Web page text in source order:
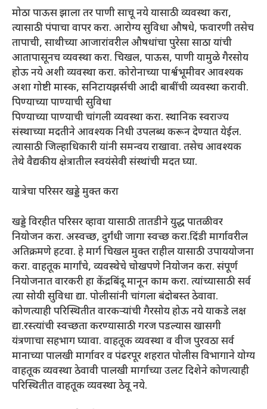
मोठा पाऊस झाला तर पाणी साचू नये यासाठी व्यवस्था करा,
त्यासाठी पंपाचा वापर करा. आरोग्य सुविधा औषधे, फवारणी तसेच
तापाची, साथीच्या आजारांवरील औषधांचा पुरेसा साठा यांची
आतापासूनच व्यवस्था करा. चिखल, पाऊस, पाणी यामुळे गैरसोय
होऊ नये अशी व्यवस्था करा. कोरोनाच्या पार्श्वभूमीवर आवश्यक
अशा गोष्टी मास्क, सनिटायझर्सची आदी बाबींची व्यवस्था करावी.
पिण्याच्या पाण्याची सुविधा
पिण्याच्या पाण्याची चांगली व्यवस्था करा. स्थानिक स्वराज्य
संस्थाच्या मदतीने आवश्यक निधी उपलब्ध करून देण्यात येईल.
त्यासाठी जिल्हाधिकारी यांनी समन्वय राखावा. तसेच आवश्यक
तेथे वैद्यकीय क्षेत्रातील स्वयंसेवी संस्थांची मदत घ्या.
यात्रेचा परिसर खड्डे मुक्त करा
खड्डे विरहीत परिसर व्हावा यासाठी तातडीने युद्ध पातळीवर
नियोजन करा. अस्वच्छ, दुर्गंधी जागा स्वच्छ करा.दिंडी मार्गावरील
अतिक्रमणे हटवा. हे मार्ग चिखल मुक्त राहील यासाठी उपाययोजना
करा. वाहतूक मार्गांचे, व्यवस्थेचे चोखपणे नियोजन करा. संपूर्ण
नियोजनात वारकरी हा केंद्रबिंदू मानून काम करा. त्यांच्यासाठी सर्व
त्या सोयी सुविधा द्या. पोलीसांनी चांगला बंदोबस्त ठेवावा.
कोणत्याही परिस्थितीत वारकऱ्यांची गैरसोय होऊ नये याकडे लक्ष
द्या.रस्त्यांची स्वच्छता करण्यासाठी गरज पडल्यास खासगी
यंत्रणाचा सहभाग घ्यावा. वाहतूक व्यवस्था व वीज पुरवठा सर्व
मानाच्या पालखी मार्गावर व पंढरपूर शहरात पोलीस विभागाने योग्य
वाहतूक व्यवस्था ठेवावी पालखी मार्गाच्या उलट दिशेने कोणत्याही
परिस्थितीत वाहतूक व्यवस्था ठेवू नये.